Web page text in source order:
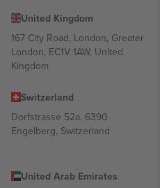
United Kingdom
167 City Road, London, Greater
London, EC1V 1AW, United
Kingdom
Switzerland
Dorfstrasse 52a, 6390
Engelberg, Switzerland
United Arab Emirates